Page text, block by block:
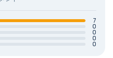
7
0
0
0
0